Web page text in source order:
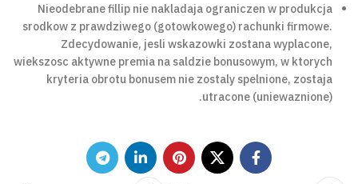
Nieodebrane fillip nie nakladaja ograniczen w produkcja
srodkow z prawdziwego (gotowkowego) rachunki firmowe.
Zdecydowanie, jesli wskazowki zostana wyplacone,
wiekszosc aktywne premia na saldzie bonusowym, w ktorych
kryteria obrotu bonusem nie zostaly spelnione, zostaja
utracone (uniewaznione).